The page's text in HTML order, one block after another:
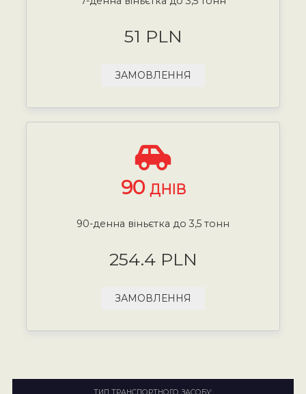
51 PLN
ЗАМОВЛЕННЯ
90 ДНІВ
90-денна віньєтка до 3,5 тонн
254.4 PLN
ЗАМОВЛЕННЯ